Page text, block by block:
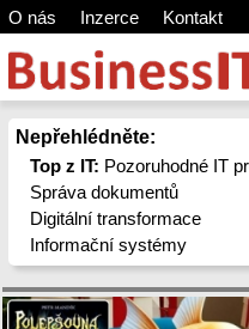
O nás Inzerce Kontakt
Nepřehlédněte:
Top z IT: Pozoruhodné IT
Správa dokumentů
Digitální transformace
Informační systémy